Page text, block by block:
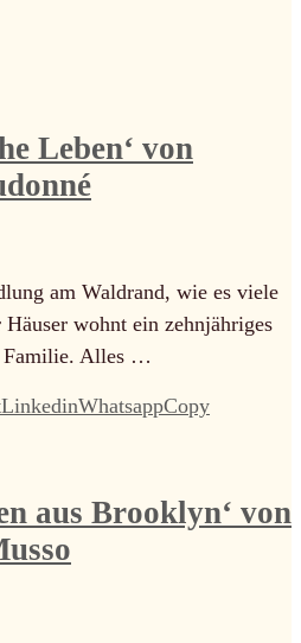
Leben‘ von
am Waldrand, wie es viele
wohnt ein zehnjähriges
Familie. Alles …
LinkedinWhatsappCopy
aus Brooklyn‘ von